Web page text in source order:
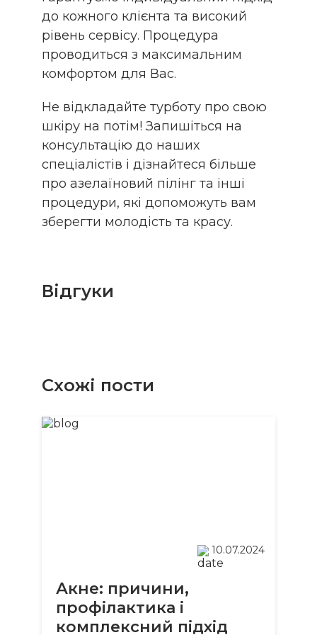
до кожного клієнта та високий
рівень сервісу. Процедура
проводиться з максимальним
комфортом для Вас.
Не відкладайте турботу про свою
шкіру на потім! Запишіться на
консультацію до наших
спеціалістів і дізнайтеся більше
про азелаїновий пілінг та інші
процедури, які допоможуть вам
зберегти молодість та красу.
Відгуки
Cхожi пости
10.07.2024
Акне: причини,
профілактика і
комплексний підхід
ПАКЕТ “ГІНЕКОЛОГІЧНЕ
ОБСТЕЖЕННЯ ПРЕМІУМ”